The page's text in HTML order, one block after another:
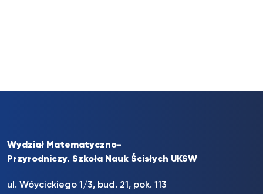
Wydział Matematyczno-
Przyrodniczy. Szkoła Nauk Ścisłych UKSW
ul. Wóycickiego 1/3, bud. 21, pok. 113